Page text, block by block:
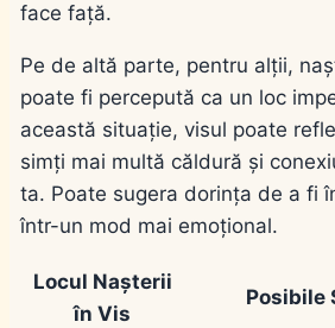
face față.
Pe de altă parte, pentru alții,
poate fi percepută ca un loc
această situație, visul poate
simți mai multă căldură și
ta. Poate sugera dorința de a fi
într-un mod mai emoțional.
Locul Nașterii
în Vis
Posibile